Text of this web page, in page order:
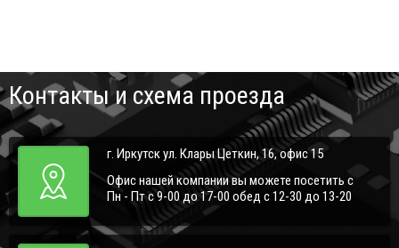
Контакты и схема проезда
г. Иркутск ул. Клары Цеткин, 16, офис 15
Офис нашей компании вы можете посетить с
Пн - Пт с 9-00 до 17-00 обед с 12-30 до 13-20